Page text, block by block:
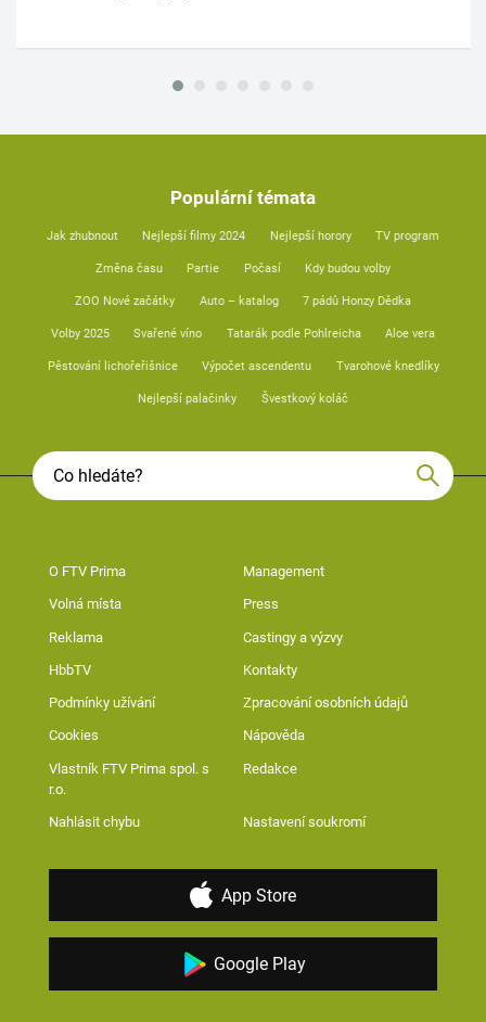
Populární témata
Jak zhubnout Nejlepší filmy 2024 Nejlepší horory TV program
Změna času Partie Počasí Kdy budou volby
ZOO Nové začátky Auto – katalog 7 pádů Honzy Dědka
Volby 2025 Svařené víno Tatarák podle Pohlreicha Aloe vera
Pěstování lichořeřišnice Výpočet ascendentu Tvarohové knedlíky
Nejlepší palačinky Švestkový koláč
O FTV Prima Management
Volná místa Press
Reklama Castingy a výzvy
HbbTV Kontakty
Podmínky užívání Zpracování osobních údajů
Cookies Nápověda
Vlastník FTV Prima spol. s
r.o.
Redakce
Nahlásit chybu Nastavení soukromí
App Store
Google Play